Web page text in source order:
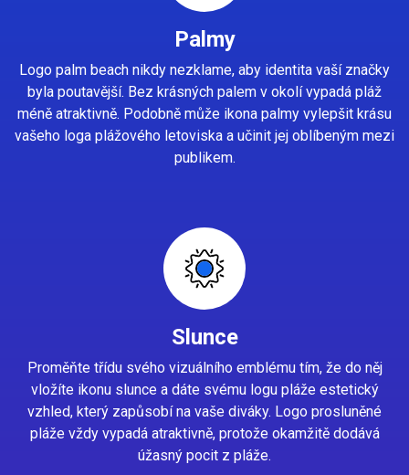
Palmy
Logo palm beach nikdy nezklame, aby identita vaší značky
byla poutavější. Bez krásných palem v okolí vypadá pláž
méně atraktivně. Podobně může ikona palmy vylepšit krásu
vašeho loga plážového letoviska a učinit jej oblíbeným mezi
publikem.
Slunce
Proměňte třídu svého vizuálního emblému tím, že do něj
vložíte ikonu slunce a dáte svému logu pláže estetický
vzhled, který zapůsobí na vaše diváky. Logo prosluněné
pláže vždy vypadá atraktivně, protože okamžitě dodává
úžasný pocit z pláže.